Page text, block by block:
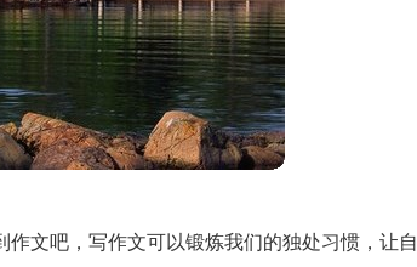
文吧，写作文可以锻炼我们的独处习惯，让自